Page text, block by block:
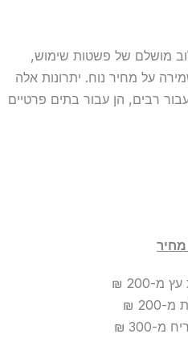
מושלם של פשטות שימוש,
על מחיר נוח. יתרונות אלה
רבים, הן עבור בתים פרטיים
מחיר
עץ מ-200 ₪
מ-200 ₪
מ-300 ₪